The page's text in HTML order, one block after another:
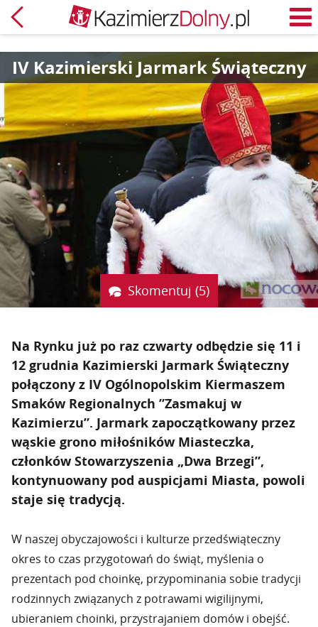
Powrót
IV Kazimierski Jarmark Świąteczny
Skomentuj (5)
Na Rynku już po raz czwarty odbędzie się 11 i
12 grudnia Kazimierski Jarmark Świąteczny
połączony z IV Ogólnopolskim Kiermaszem
Smaków Regionalnych ”Zasmakuj w
Kazimierzu”. Jarmark zapoczątkowany przez
wąskie grono miłośników Miasteczka,
członków Stowarzyszenia „Dwa Brzegi”,
kontynuowany pod auspicjami Miasta, powoli
staje się tradycją.
W naszej obyczajowości i kulturze przedświąteczny
okres to czas przygotowań do świąt, myślenia o
prezentach pod choinkę, przypominania sobie tradycji
rodzinnych związanych z potrawami wigilijnymi,
ubieraniem choinki, przystrajaniem domów i obejść.